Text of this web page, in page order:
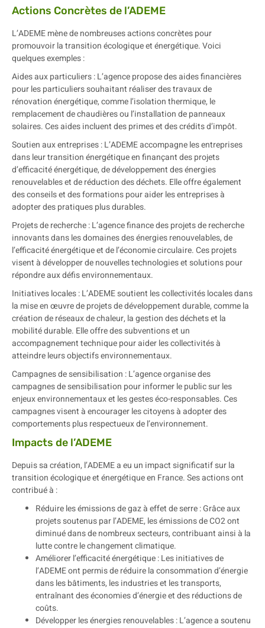
Actions Concrètes de l’ADEME
L’ADEME mène de nombreuses actions concrètes pour
promouvoir la transition écologique et énergétique. Voici
quelques exemples :
Aides aux particuliers : L’agence propose des aides financières
pour les particuliers souhaitant réaliser des travaux de
rénovation énergétique, comme l’isolation thermique, le
remplacement de chaudières ou l’installation de panneaux
solaires. Ces aides incluent des primes et des crédits d’impôt.
Soutien aux entreprises : L’ADEME accompagne les entreprises
dans leur transition énergétique en finançant des projets
d’efficacité énergétique, de développement des énergies
renouvelables et de réduction des déchets. Elle offre également
des conseils et des formations pour aider les entreprises à
adopter des pratiques plus durables.
Projets de recherche : L’agence finance des projets de recherche
innovants dans les domaines des énergies renouvelables, de
l’efficacité énergétique et de l’économie circulaire. Ces projets
visent à développer de nouvelles technologies et solutions pour
répondre aux défis environnementaux.
Initiatives locales : L’ADEME soutient les collectivités locales dans
la mise en œuvre de projets de développement durable, comme la
création de réseaux de chaleur, la gestion des déchets et la
mobilité durable. Elle offre des subventions et un
accompagnement technique pour aider les collectivités à
atteindre leurs objectifs environnementaux.
Campagnes de sensibilisation : L’agence organise des
campagnes de sensibilisation pour informer le public sur les
enjeux environnementaux et les gestes éco-responsables. Ces
campagnes visent à encourager les citoyens à adopter des
comportements plus respectueux de l’environnement.
Impacts de l’ADEME
Depuis sa création, l’ADEME a eu un impact significatif sur la
transition écologique et énergétique en France. Ses actions ont
contribué à :
Réduire les émissions de gaz à effet de serre : Grâce aux
projets soutenus par l’ADEME, les émissions de CO2 ont
diminué dans de nombreux secteurs, contribuant ainsi à la
lutte contre le changement climatique.
Améliorer l’efficacité énergétique : Les initiatives de
l’ADEME ont permis de réduire la consommation d’énergie
dans les bâtiments, les industries et les transports,
entraînant des économies d’énergie et des réductions de
coûts.
Développer les énergies renouvelables : L’agence a soutenu